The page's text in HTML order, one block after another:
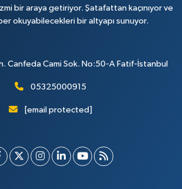
bir araya getiriyor. Şatafattan kaçınıyor ve
okuyabilecekleri bir altyapı sunuyor.
Canfeda Cami Sok. No:50-A Fatif-İstanbul
05325000915
[email protected]